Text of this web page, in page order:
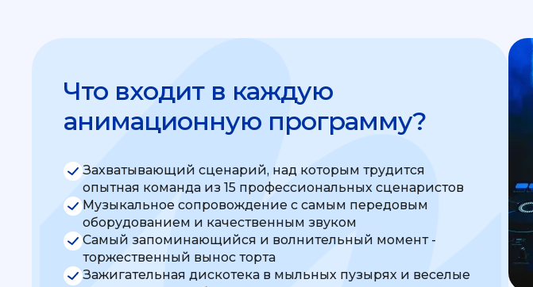
Что входит в каждую
анимационную программу?
Захватывающий сценарий, над которым трудится
опытная команда из 15 профессиональных сценаристов
Музыкальное сопровождение с самым передовым
оборудованием и качественным звуком
Самый запоминающийся и волнительный момент -
торжественный вынос торта
Зажигательная дискотека в мыльных пузырях и веселые